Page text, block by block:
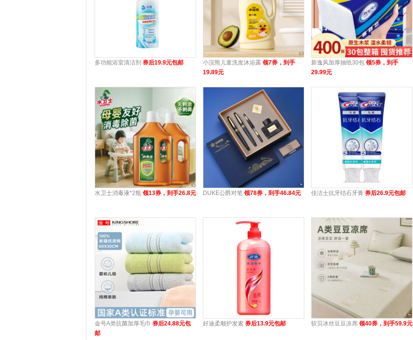
多功能浴室清洁剂 券后19.9元包邮 小浣熊儿童洗发沐浴露 领7券，到手
19.89元
新逸风加厚抽纸30包 领5券，到手
29.99元
水卫士消毒液*2瓶 领13券，到手26.8元 DUKE公爵对笔 领78券，到手46.84元 佳洁士抗牙结石牙膏 券后26.9元包邮
金号A类抗菌加厚毛巾 券后24.88元包
邮
好迪柔顺护发素 券后13.9元包邮 软贝冰丝豆豆凉席 领40券，到手59.9元